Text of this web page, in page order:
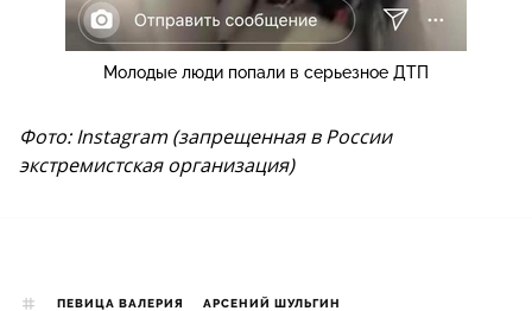
Молодые люди попали в серьезное ДТП
Фото: Instagram (запрещенная в России
экстремистская организация)
ПЕВИЦА ВАЛЕРИЯ АРСЕНИЙ ШУЛЬГИН